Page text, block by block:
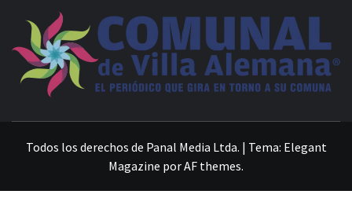
Todos los derechos de Panal Media Ltda. | Tema: Elegant
Magazine porAF themes.